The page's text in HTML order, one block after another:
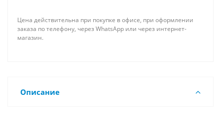
Цена действительна при покупке в офисе, при оформлении
заказа по телефону, через WhatsApp или через интернет-
магазин.
Описание